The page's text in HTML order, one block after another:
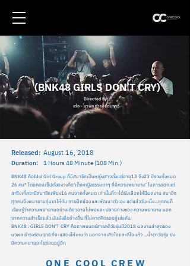
(BNK48 GIRLS DON’T CRY)
Directed by:
เต๋อ - นวพล ธำรงรัตนฤทธิ์
Released: August 16, 2018
Duration: 1 Hours 48 Minute (108 Min.)
BNK48 คือIdol Girl Group ที่มีสมาชิกเป็นหญิงสาวตั้งแต่อายุ13 ถึง23 ปีรวมทั้งหมด
26 คน* โดยคอนเซ็ปต์ของวงคือ‘เด็กหญิงธรรมดาๆ ที่มีความพยายาม’ ในการออกแต่
ละซิงเกิ้ลจะมีสมาชิกเพียง16 คนจากทั้งหมด เท่านั้นที่จะได้รับเลือกให้มีผลงาน สมาชิก
ทุกคนจึงพยายามทุ่มเทให้กับ การฝึกซ้อมและพัฒนาตัวเอง แต่แล้ววันหนึ่ง...ทุกคนก็
เรียนรู้ว่าความพยายามอย่างเดียวอาจไม่พอและ ปลายทางของ ความพยายาม นอก
จากความสําเร็จแล้ว มันยังมีอย่างอื่น ที่ไม่คาดคิดรออยู่เช่นกัน
BNK48 : GIRLS DON’T CRY คือภาพยนตร์สารคดีวัยรุ่นปี2018 ผลงานล่าสุดของ
นวพล ธํารงรัตนฤทธิ ที่จะแสดงให้เหนว่า นอกจากเสียใจและดีใจแล้ว ...น้ำตาวัยรุ่น ยัง
มีความหมายอะไรซ่อนอยู่อีก